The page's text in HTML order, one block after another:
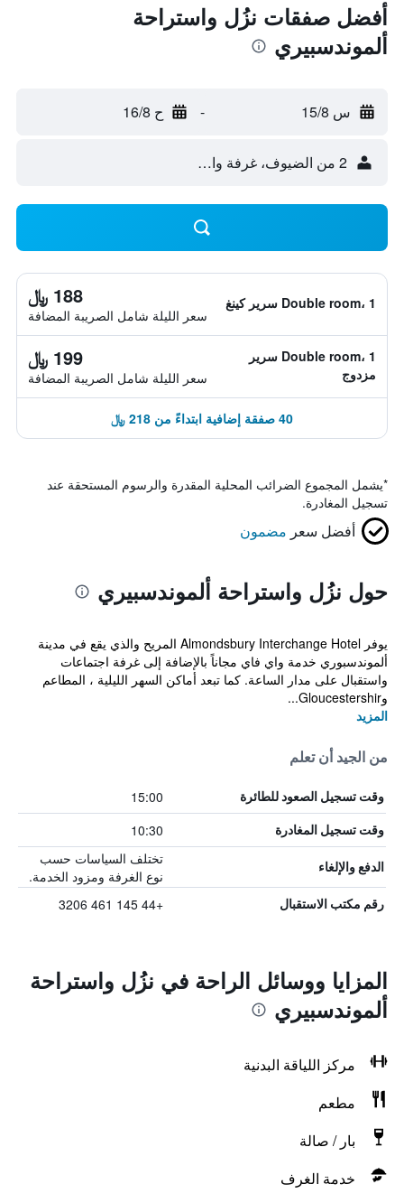
أفضل صفقات نزُل واستراحة
ألموندسبيري
س 15/8 - ح 16/8
2 من الضيوف، غرفة واحدة
Double room، 1 سرير كينغ 188 ﷼
سعر الليلة شامل الصريبة المضافة
Double room، 1 سرير
مزدوج
199 ﷼
سعر الليلة شامل الصريبة المضافة
40 صفقة إضافية ابتداءً من 218 ﷼
*يشمل المجموع الضرائب المحلية المقدرة والرسوم المستحقة عند
تسجيل المغادرة.
أفضل سعر مضمون
حول نزُل واستراحة ألموندسبيري
يوفر Almondsbury Interchange Hotel المريح والذي يقع في مدينة
ألموندسبوري خدمة واي فاي مجاناً بالإضافة إلى غرفة اجتماعات
واستقبال على مدار الساعة. كما تبعد أماكن السهر الليلية ، المطاعم
وGloucestershir...
المزيد
من الجيد أن تعلم
وقت تسجيل الصعود للطائرة 15:00
وقت تسجيل المغادرة 10:30
الدفع والإلغاء
تختلف السياسات حسب
نوع الغرفة ومزود الخدمة.
رقم مكتب الاستقبال +44 145 461 3206
المزايا ووسائل الراحة في نزُل واستراحة
ألموندسبيري
مركز اللياقة البدنية
مطعم
بار / صالة
خدمة الغرف